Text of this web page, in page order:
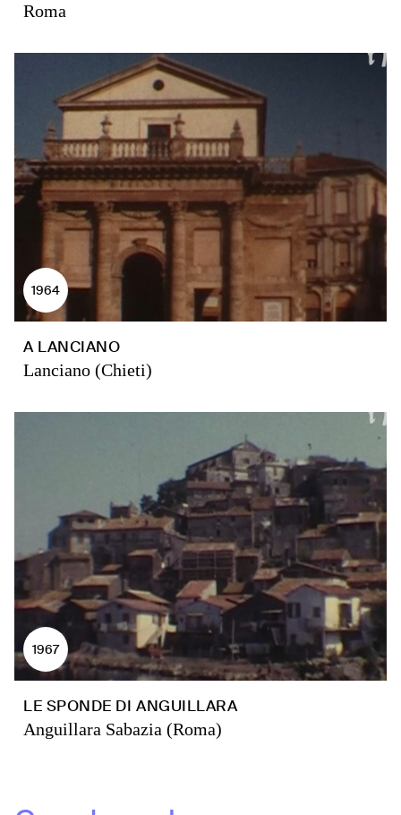
Roma
1964
A LANCIANO
Lanciano (Chieti)
1967
LE SPONDE DI ANGUILLARA
Anguillara Sabazia (Roma)